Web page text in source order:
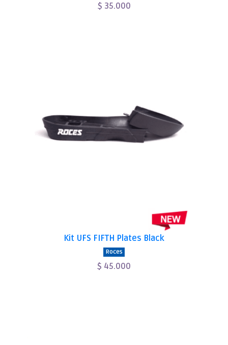
$ 35.000
Kit UFS FIFTH Plates Black
Roces
$ 45.000